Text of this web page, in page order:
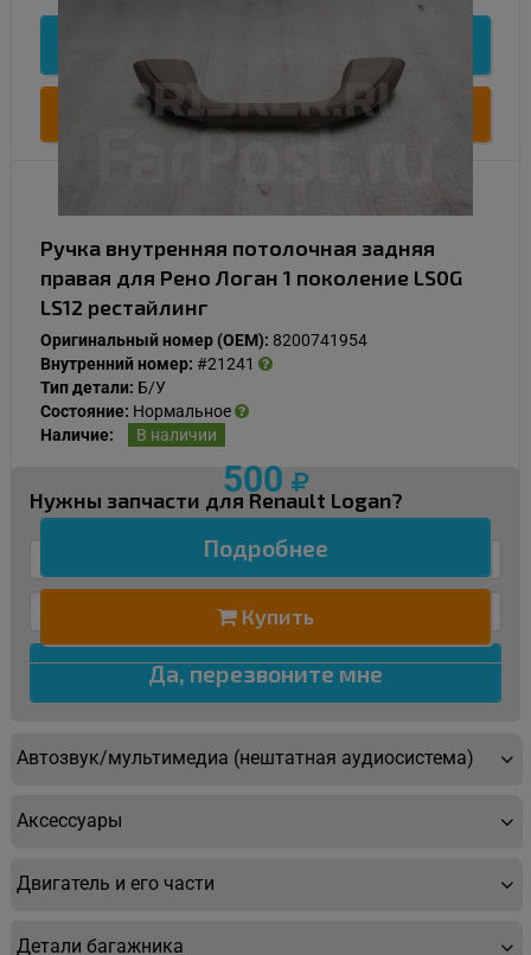
Купить
Ручка внутренняя потолочная задняя
правая для Рено Логан 1 поколение LS0G
LS12 рестайлинг
Оригинальный номер (OEM): 8200741954
Внутренний номер: #21241
Тип детали: Б/У
Состояние: Нормальное
Наличие:
В наличии
500
Подробнее
Купить
Нужны запчасти для Renault Logan?
Автозвук/мультимедиа (нештатная аудиосистема)
Аксессуары
Двигатель и его части
Детали багажника